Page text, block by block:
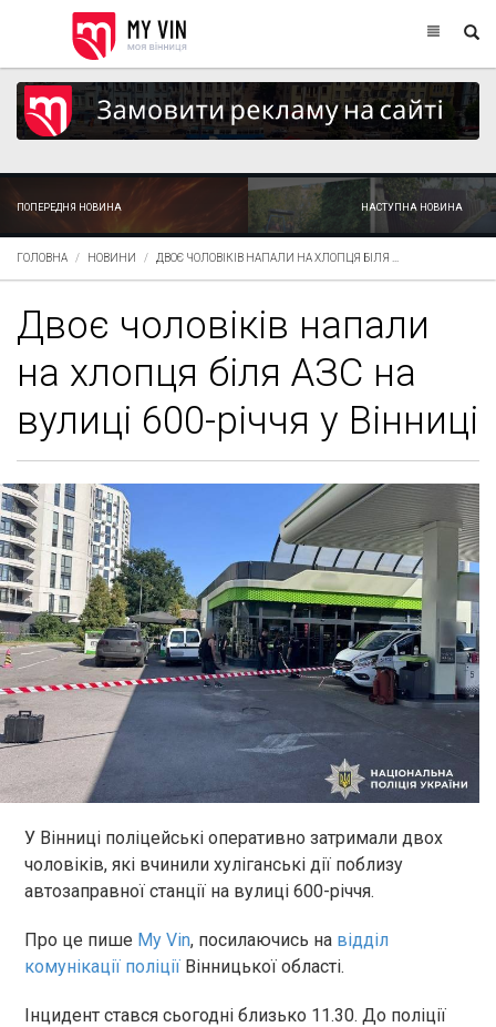
ПОПЕРЕДНЯ НОВИНА НАСТУПНА НОВИНА
ГОЛОВНА НОВИНИ ДВОЄ ЧОЛОВІКІВ НАПАЛИ НА ХЛОПЦЯ БІЛЯ ...
Двоє чоловіків напали
на хлопця біля АЗС на
вулиці 600-річчя у Вінниці
У Вінниці поліцейські оперативно затримали двох
чоловіків, які вчинили хуліганські дії поблизу
автозаправної станції на вулиці 600-річчя.
Про це пише My Vin, посилаючись на відділ
комунікації поліції Вінницької області.
Інцидент стався сьогодні близько 11.30. До поліції